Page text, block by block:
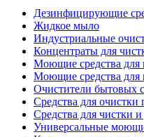
Дезинфицирующие
Жидкое мыло
Индустриальные
Концентраты для
Моющие средства для
Моющие средства для
Очистители бытовых
Средства для очистки
Средства для чистки
Универсальные